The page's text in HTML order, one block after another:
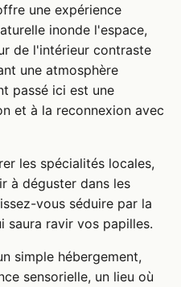
une expérience
inonde l'espace,
de l'intérieur contraste
une atmosphère
passé ici est une
et à la reconnexion avec
les spécialités locales,
à déguster dans les
vous séduire par la
saura ravir vos papilles.
simple hébergement,
sensorielle, un lieu où